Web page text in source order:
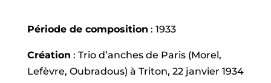
Période de composition : 1933
Création : Trio d’anches de Paris (Morel,
Lefèvre, Oubradous) à Triton, 22 janvier 1934